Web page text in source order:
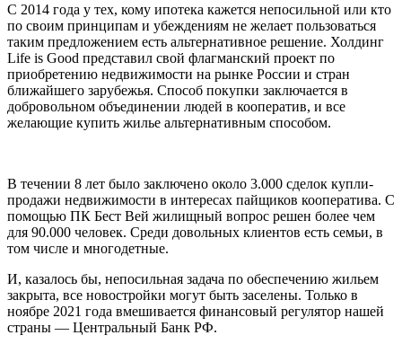
С 2014 года у тех, кому ипотека кажется непосильной или кто
по своим принципам и убеждениям не желает пользоваться
таким предложением есть альтернативное решение. Холдинг
Life is Good представил свой флагманский проект по
приобретению недвижимости на рынке России и стран
ближайшего зарубежья. Способ покупки заключается в
добровольном объединении людей в кооператив, и все
желающие купить жилье альтернативным способом.
В течении 8 лет было заключено около 3.000 сделок купли-
продажи недвижимости в интересах пайщиков кооператива. С
помощью ПК Бест Вей жилищный вопрос решен более чем
для 90.000 человек. Среди довольных клиентов есть семьи, в
том числе и многодетные.
И, казалось бы, непосильная задача по обеспечению жильем
закрыта, все новостройки могут быть заселены. Только в
ноябре 2021 года вмешивается финансовый регулятор нашей
страны — Центральный Банк РФ.